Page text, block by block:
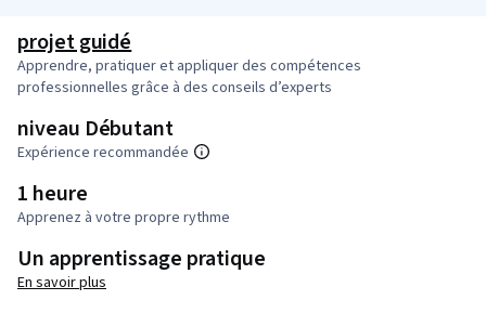
projet guidé
Apprendre, pratiquer et appliquer des compétences
professionnelles grâce à des conseils d’experts
niveau Débutant
Expérience recommandée
1 heure
Apprenez à votre propre rythme
Un apprentissage pratique
En savoir plus